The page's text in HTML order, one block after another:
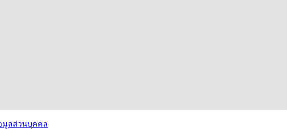
มูลส่วนบุคคล